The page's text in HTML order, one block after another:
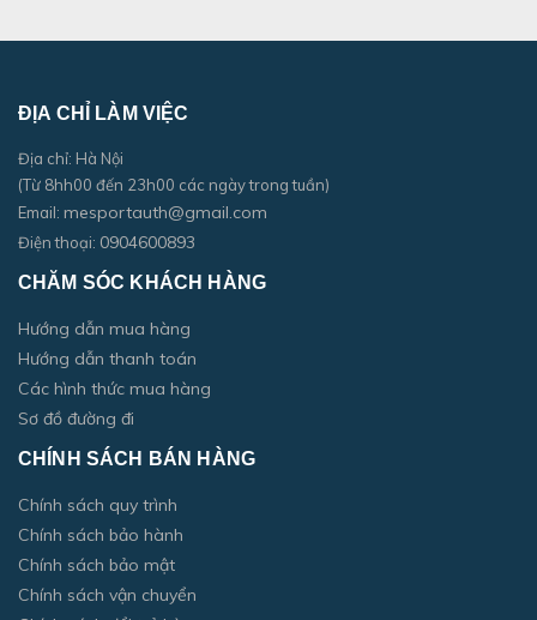
ĐỊA CHỈ LÀM VIỆC
Địa chỉ: Hà Nội
(Từ 8hh00 đến 23h00 các ngày trong tuần)
Email: mesportauth@gmail.com
Điện thoại: 0904600893
CHĂM SÓC KHÁCH HÀNG
Hướng dẫn mua hàng
Hướng dẫn thanh toán
Các hình thức mua hàng
Sơ đồ đường đi
CHÍNH SÁCH BÁN HÀNG
Chính sách quy trình
Chính sách bảo hành
Chính sách bảo mật
Chính sách vận chuyển